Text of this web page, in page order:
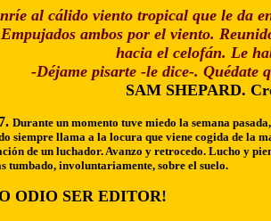
al cálido viento tropical que le da
ambos por el viento.
hacia el celofán. Le
-Déjame pisarte -le dice-. Quédate
SAM SHEPARD.
Durante un momento tuve miedo la semana
siempre llama a la locura que viene cogida de la
de un luchador. Avanzo y retrocedo. Lucho y
tumbado, involuntariamente, sobre el suelo.
ODIO SER EDITOR!